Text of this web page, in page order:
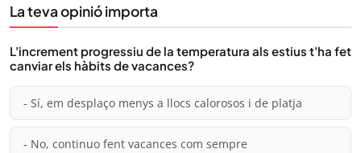
La teva opinió importa
L'increment progressiu de la temperatura als estius t'ha fet
canviar els hàbits de vacances?
- Sí, em desplaço menys a llocs calorosos i de platja
- No, continuo fent vacances com sempre